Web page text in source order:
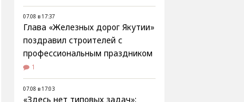
07.08 в 17:37
Глава «Железных дорог Якутии»
поздравил строителей с
профессиональным праздником
1
07.08 в 17:03
«Здесь нет типовых задач»: